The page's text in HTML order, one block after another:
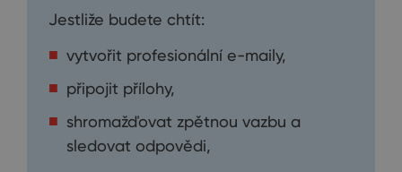
Jestliže budete chtít:
vytvořit profesionální e-maily,
připojit přílohy,
shromažďovat zpětnou vazbu a
sledovat odpovědi,